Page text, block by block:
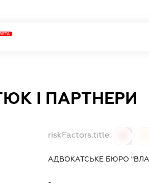
І ПАРТНЕРИ
riskFactors.title
АДВОКАТСЬКЕ БЮРО
-